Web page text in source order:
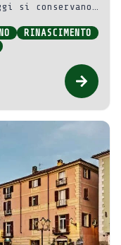
si conservano
del 1971-72.
RINASCIMENTO